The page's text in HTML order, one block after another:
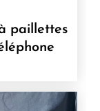
paillettes